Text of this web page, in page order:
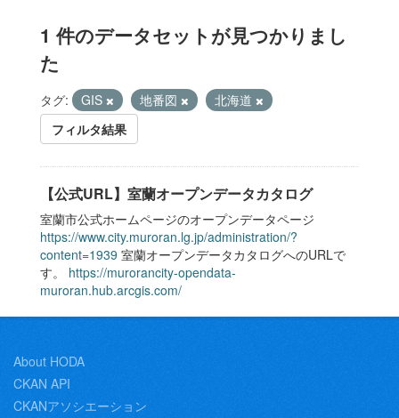
1 件のデータセットが見つかりまし
た
タグ: GIS 地番図
北海道
フィルタ結果
【公式URL】室蘭オープンデータカタログ
室蘭市公式ホームページのオープンデータページ
https://www.city.muroran.lg.jp/administration/?
content=1939 室蘭オープンデータカタログへのURLで
す。 https://murorancity-opendata-
muroran.hub.arcgis.com/
About HODA
CKAN API
CKANアソシエーション